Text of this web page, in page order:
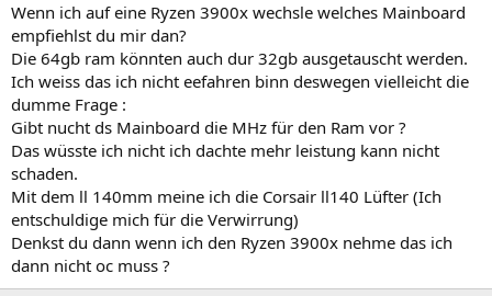
4. Wieviele und welche Monitore möchtest du nutzen?
Anzahl, Modell, Auflösung, Bildwiederholfrequenz (Hertz)?
Wird FreeSync (AMD) oder G-Sync (Nvidia) unterstützt? (Bitte
mit Link zum Hersteller oder Preisvergleich!)
…
5. Hast du noch einen alten PC, dessen Komponenten
teilweise weitergenutzt werden könnten? (Bitte mit Links zu
den Spezifikationen beim Hersteller oder Preisvergleich!)
Prozessor (CPU): …
Arbeitsspeicher (RAM): …
Mainboard: …
Netzteil: …
Gehäuse: …
Wenn ich auf eine Ryzen 3900x wechsle welches Mainboard
empfiehlst du mir dan?
Die 64gb ram könnten auch dur 32gb ausgetauscht werden.
Ich weiss das ich nicht eefahren binn deswegen vielleicht die
dumme Frage :
Gibt nucht ds Mainboard die MHz für den Ram vor ?
Das wüsste ich nicht ich dachte mehr leistung kann nicht
schaden.
Mit dem ll 140mm meine ich die Corsair ll140 Lüfter (Ich
entschuldige mich für die Verwirrung)
Denkst du dann wenn ich den Ryzen 3900x nehme das ich
dann nicht oc muss ?